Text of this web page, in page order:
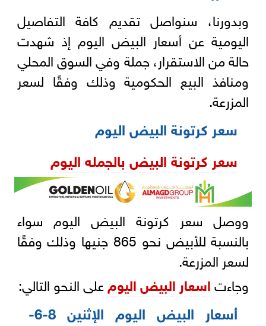
وبدورنا، سنواصل تقديم كافة التفاصيل
اليومية عن أسعار البيض اليوم إذ شهدت
حالة من الاستقرار، جملة وفي السوق المحلي
ومنافذ البيع الحكومية وذلك وفقًا لسعر
المزرعة.
سعر كرتونة البيض اليوم
سعر كرتونة البيض بالجمله اليوم
ووصل سعر كرتونة البيض اليوم سواء
بالنسبة للأبيض نحو 865 جنيها وذلك وفقًا
لسعر المزرعة.
وجاءتاسعار البيض اليومعلى النحو التالي:
أسعار البيض اليوم الإثنين 8-6-